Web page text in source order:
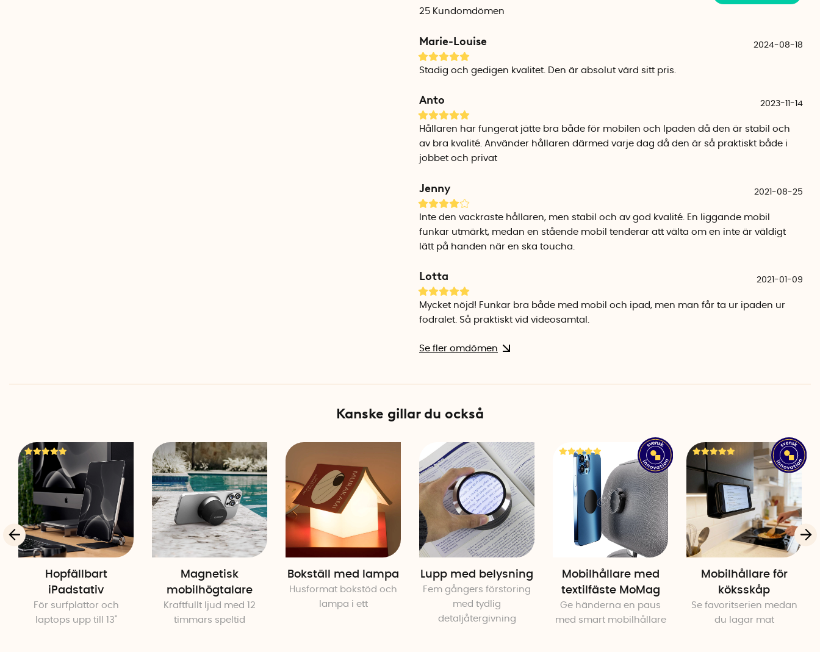
25 Kundomdömen
Marie-Louise 2024-08-18
Stadig och gedigen kvalitet. Den är absolut värd sitt pris.
Anto 2023-11-14
Hållaren har fungerat jätte bra både för mobilen och Ipaden då den är stabil och
av bra kvalité. Använder hållaren därmed varje dag då den är så praktiskt både i
jobbet och privat
Jenny 2021-08-25
Inte den vackraste hållaren, men stabil och av god kvalité. En liggande mobil
funkar utmärkt, medan en stående mobil tenderar att välta om en inte är väldigt
lätt på handen när en ska toucha.
Lotta 2021-01-09
Mycket nöjd! Funkar bra både med mobil och ipad, men man får ta ur ipaden ur
fodralet. Så praktiskt vid videosamtal.
Se fler omdömen
Kanske gillar du också
Hopfällbart
iPadstativ
För surfplattor och
laptops upp till 13"
Magnetisk
mobilhögtalare
Kraftfullt ljud med 12
timmars speltid
Bokställ med lampa
Husformat bokstöd och
lampa i ett
Lupp med belysning
Fem gångers förstoring
med tydlig
detaljåtergivning
Mobilhållare med
textilfäste MoMag
Ge händerna en paus
med smart mobilhållare
Mobilhållare för
köksskåp
Se favoritserien medan
du lagar mat